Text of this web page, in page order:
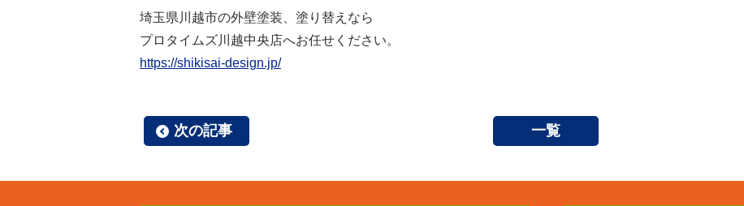
埼玉県川越市の外壁塗装、塗り替えなら
プロタイムズ川越中央店へお任せください。
https://shikisai-design.jp/
次の記事 一覧